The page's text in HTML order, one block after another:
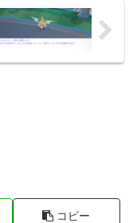
コピー